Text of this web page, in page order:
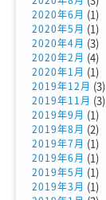
2020年6月 (1)
2020年5月 (1)
2020年4月 (3)
2020年2月 (4)
2020年1月 (1)
2019年12月 (3)
2019年11月 (3)
2019年9月 (1)
2019年8月 (2)
2019年7月 (1)
2019年6月 (1)
2019年5月 (1)
2019年3月 (1)